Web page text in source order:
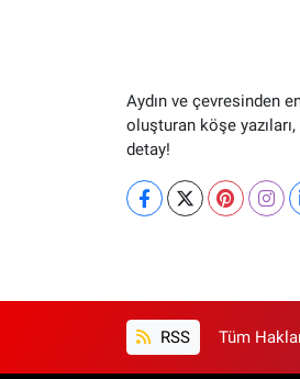
Aydın ve çevresinden
oluşturan köşe
detay!
RSS Tüm